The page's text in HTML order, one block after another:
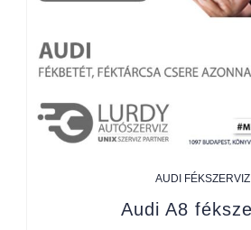
AUDI FÉKSZERVIZ
Audi A8